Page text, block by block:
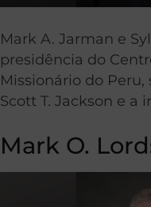
Mark A. Jarman e
presidência do
Missionário do
Scott T. Jackson e a
Mark O.